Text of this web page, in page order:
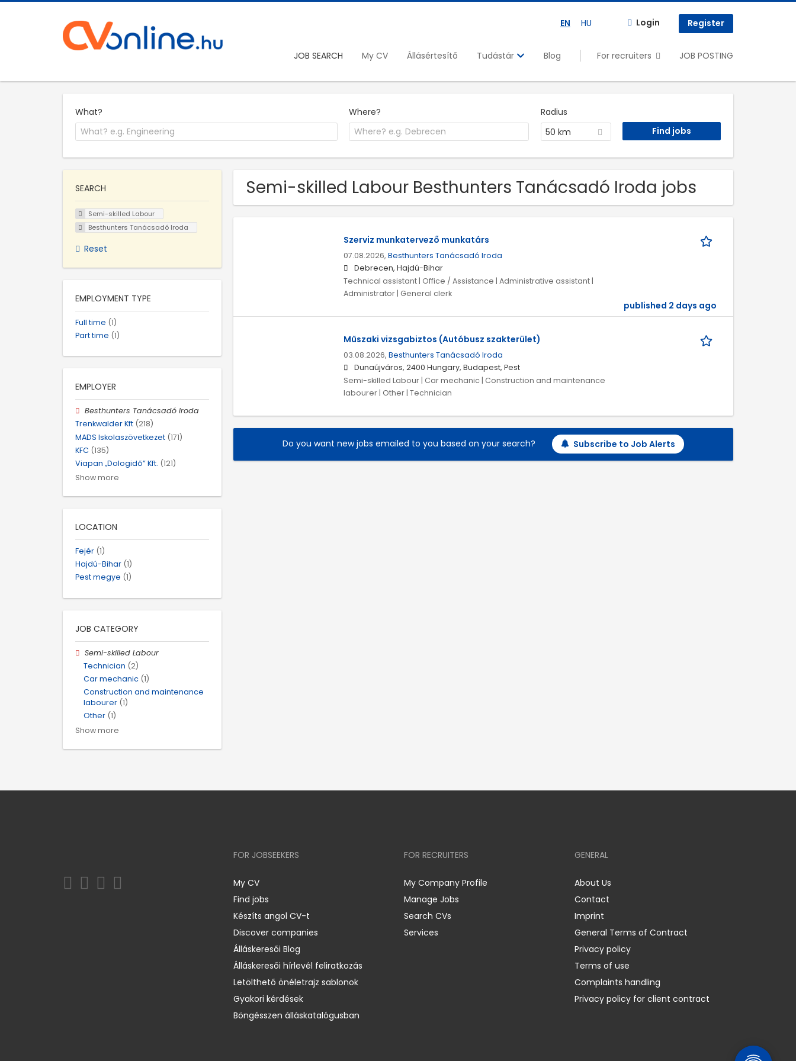
EN HU Login Register
JOB SEARCH My CV Állásértesítő Tudástár Blog For recruiters JOB POSTING
What? Where?
Radius
50 km
Semi-skilled Labour Besthunters Tanácsadó Iroda jobs
Szerviz munkatervező munkatárs
07.08.2026, Besthunters Tanácsadó Iroda
Debrecen, Hajdú-Bihar
Technical assistant | Office / Assistance | Administrative assistant |
Administrator | General clerk
published 2 days ago
Műszaki vizsgabiztos (Autóbusz szakterület)
03.08.2026, Besthunters Tanácsadó Iroda
Dunaújváros, 2400 Hungary, Budapest, Pest
Semi-skilled Labour | Car mechanic | Construction and maintenance
labourer | Other | Technician
Do you want new jobs emailed to you based on your search? Subscribe to Job Alerts
SEARCH
Semi-skilled Labour
Besthunters Tanácsadó Iroda
Reset
EMPLOYMENT TYPE
Full time (1)
Part time (1)
EMPLOYER
Besthunters Tanácsadó Iroda
Trenkwalder Kft (218)
MADS Iskolaszövetkezet (171)
KFC (135)
Viapan „Dologidő” Kft. (121)
Show more
LOCATION
Fejér (1)
Hajdú-Bihar (1)
Pest megye (1)
JOB CATEGORY
Semi-skilled Labour
Technician (2)
Car mechanic (1)
Construction and maintenance
labourer (1)
Other (1)
Show more
FOR JOBSEEKERS
My CV
Find jobs
Készíts angol CV-t
Discover companies
Álláskeresői Blog
Álláskeresői hírlevél feliratkozás
Letölthető önéletrajz sablonok
Gyakori kérdések
Böngésszen álláskatalógusban
FOR RECRUITERS
My Company Profile
Manage Jobs
Search CVs
Services
GENERAL
About Us
Contact
Imprint
General Terms of Contract
Privacy policy
Terms of use
Complaints handling
Privacy policy for client contract